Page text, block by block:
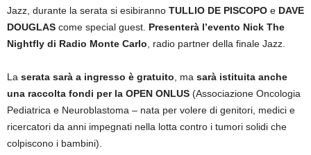
Jazz, durante la serata si esibiranno TULLIO DE PISCOPO e DAVE
DOUGLAS come special guest. Presenterà l’evento Nick The
Nightfly di Radio Monte Carlo , radio partner della finale Jazz.
La serata sarà a ingresso è gratuito , ma sarà istituita anche
una raccolta fondi per la OPEN ONLUS (Associazione Oncologia
Pediatrica e Neuroblastoma – nata per volere di genitori, medici e
ricercatori da anni impegnati nella lotta contro i tumori solidi che
colpiscono i bambini).